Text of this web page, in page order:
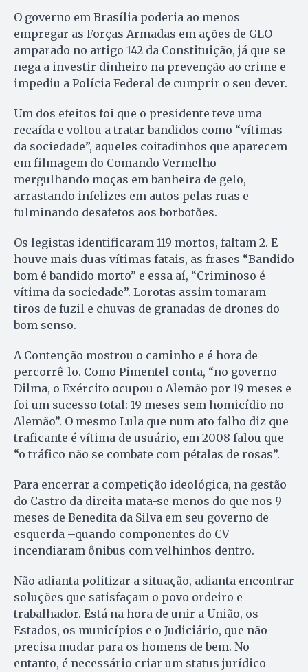
O governo em Brasília poderia ao menos
empregar as Forças Armadas em ações de GLO
amparado no artigo 142 da Constituição, já que se
nega a investir dinheiro na prevenção ao crime e
impediu a Polícia Federal de cumprir o seu dever.
Um dos efeitos foi que o presidente teve uma
recaída e voltou a tratar bandidos como “vítimas
da sociedade”, aqueles coitadinhos que aparecem
em filmagem do Comando Vermelho
mergulhando moças em banheira de gelo,
arrastando infelizes em autos pelas ruas e
fulminando desafetos aos borbotões.
Os legistas identificaram 119 mortos, faltam 2. E
houve mais duas vítimas fatais, as frases “Bandido
bom é bandido morto” e essa aí, “Criminoso é
vítima da sociedade”. Lorotas assim tomaram
tiros de fuzil e chuvas de granadas de drones do
bom senso.
A Contenção mostrou o caminho e é hora de
percorrê-lo. Como Pimentel conta, “no governo
Dilma, o Exército ocupou o Alemão por 19 meses e
foi um sucesso total: 19 meses sem homicídio no
Alemão”. O mesmo Lula que num ato falho diz que
traficante é vítima de usuário, em 2008 falou que
“o tráfico não se combate com pétalas de rosas”.
Para encerrar a competição ideológica, na gestão
do Castro da direita mata-se menos do que nos 9
meses de Benedita da Silva em seu governo de
esquerda –quando componentes do CV
incendiaram ônibus com velhinhos dentro.
Não adianta politizar a situação, adianta encontrar
soluções que satisfaçam o povo ordeiro e
trabalhador. Está na hora de unir a União, os
Estados, os municípios e o Judiciário, que não
precisa mudar para os homens de bem. No
entanto, é necessário criar um status jurídico